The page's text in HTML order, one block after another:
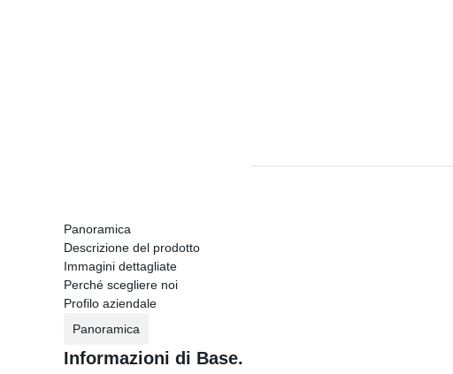
Panoramica
Descrizione del prodotto
Immagini dettagliate
Perché scegliere noi
Profilo aziendale
Panoramica
Informazioni di Base.